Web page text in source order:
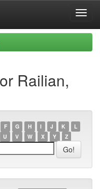
Railian,
F G H I J K
L
U V W X Y Z